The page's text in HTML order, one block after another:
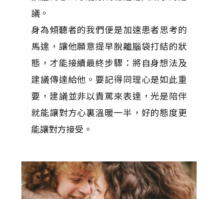
議。
身為傾聽者的我們便是加速患者思考的
馬達，讓他願意提早脫離腦袋打結的狀
態，才能接續最終步驟：將自身想法及
建議傳達給他。要記得同理心是如此重
要，建議並非以責罵來表達，光是陪伴
就能讓對方心裏溫暖一半，好的態度更
能讓對方接受。